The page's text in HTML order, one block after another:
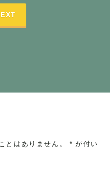
とはありません。 * が付い